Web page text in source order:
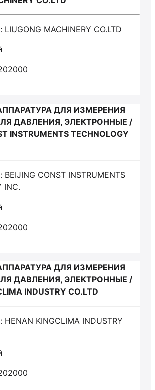
LIUGONG MACHINERY CO.LTD
ДЛЯ ИЗМЕРЕНИЯ
ДАВЛЕНИЯ, ЭЛЕКТРОННЫЕ /
INSTRUMENTS TECHNOLOGY
BEIJING CONST INSTRUMENTS
INC.
ДЛЯ ИЗМЕРЕНИЯ
ДАВЛЕНИЯ, ЭЛЕКТРОННЫЕ /
INDUSTRY CO.LTD
HENAN KINGCLIMA INDUSTRY